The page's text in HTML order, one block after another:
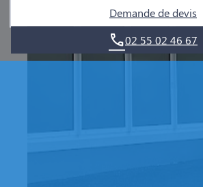
Demande de devis
02 55 02 46 67